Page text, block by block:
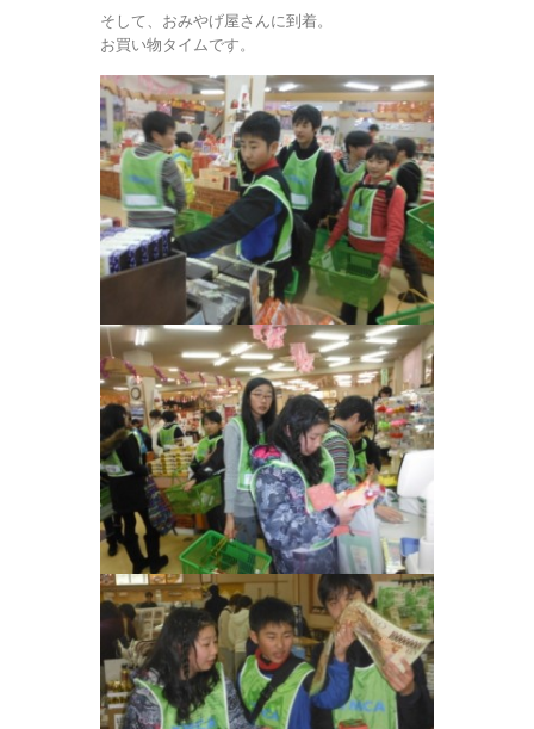
そして、おみやげ屋さんに到着。
お買い物タイムです。